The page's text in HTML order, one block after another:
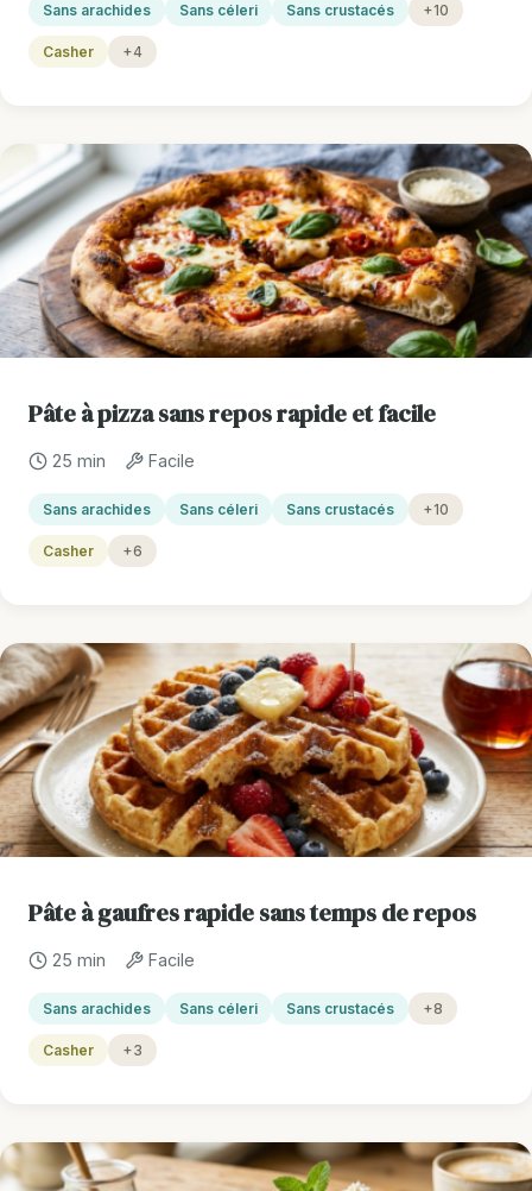
Sans arachides Sans céleri Sans crustacés +10
Casher +4
Pâte à pizza sans repos rapide et facile
25 min Facile
Sans arachides Sans céleri Sans crustacés +10
Casher +6
Pâte à gaufres rapide sans temps de repos
25 min Facile
Sans arachides Sans céleri Sans crustacés +8
Casher +3